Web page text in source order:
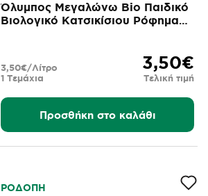
Όλυμπος Μεγαλώνω Bio Παιδικό
Βιολογικό Κατσικίσιου Ρόφημα
3,50€
Τελική τιμή
1 Τεμάχια
3,50€/Λίτρο
Προσθήκη στο καλάθι
ΡΟΔΟΠΗ